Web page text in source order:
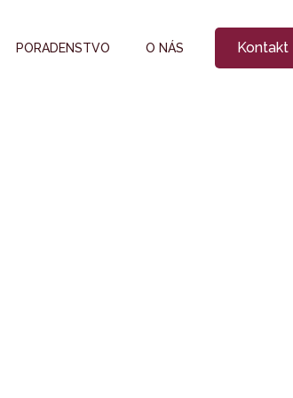
PORADENSTVO O NÁS Kontakt